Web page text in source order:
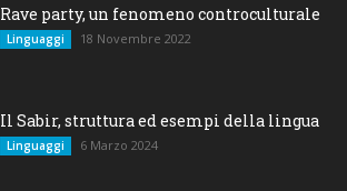
Rave party, un fenomeno controculturale
Linguaggi 18 Novembre 2022
Il Sabir, struttura ed esempi della lingua
Linguaggi 6 Marzo 2024